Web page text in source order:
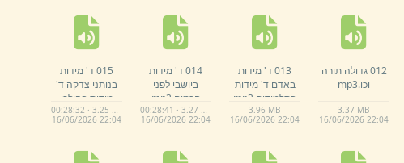
012 גדולה תורה
וכו.mp3
3.37 MB
16/06/2026 22:04
013 ד' מידות
באדם ד' מידות
בתלמידים. mp3
3.96 MB
16/06/2026 22:04
014 ד' מידות
ביושבי לפני
חכמים. mp3
00:28:41 · 3.27 MB
16/06/2026 22:04
015 ד' מידות
בנותני צדקה ד'
מידות בהולכי
ביהמד.mp3
00:28:32 · 3.25 MB
16/06/2026 22:04